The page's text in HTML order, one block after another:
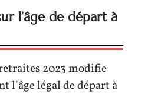
l’âge de départ à
2023 modifie
l’âge légal de départ à